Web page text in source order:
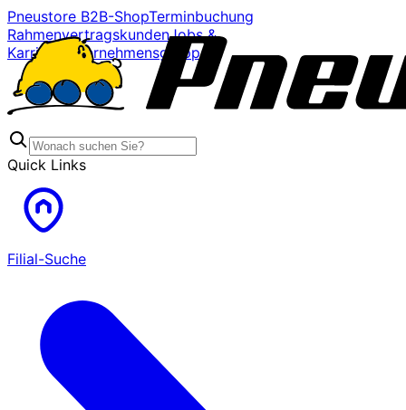
Pneustore B2B-ShopTerminbuchung
RahmenvertragskundenJobs &
Karriere
Unternehmensgruppe
Quick Links
Filial-Suche